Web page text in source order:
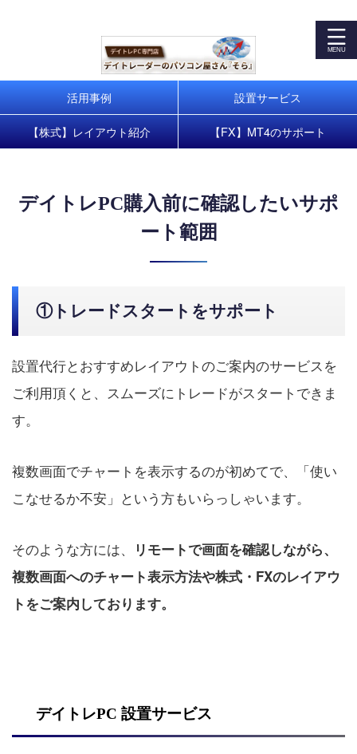
活用事例 設置サービス
【株式】レイアウト紹介 【FX】MT4のサポート
デイトレPC購入前に確認したいサポ
ート範囲
①トレードスタートをサポート
設置代行とおすすめレイアウトのご案内のサービスを
ご利用頂くと、スムーズにトレードがスタートできま
す。
複数画面でチャートを表示するのが初めてで、「使い
こなせるか不安」という方もいらっしゃいます。
そのような方には、
リモートで画面を確認しながら、
複数画面へのチャート表示方法や株式・FXのレイアウ
トをご案内しております。
デイトレPC 設置サービス